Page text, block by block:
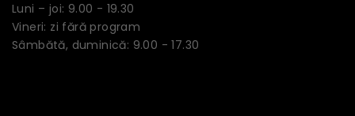
Luni – joi: 9.00 - 19.30
Vineri: zi fără program
Sâmbătă, duminică: 9.00 - 17.30